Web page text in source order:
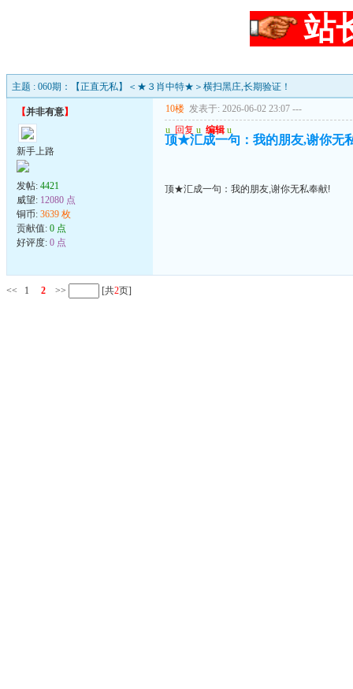
站
主题 : 060期：【正直无私】＜★３肖中特★＞横扫黑庄,长期验证！
【并非有意】
新手上路
发帖: 4421
威望: 12080 点
铜币: 3639 枚
贡献值: 0 点
好评度: 0 点
10楼 发表于: 2026-06-02 23:07 ---
u 回复 u 编辑 u
顶★汇成一句：我的朋友,谢你无
顶★汇成一句：我的朋友,谢你无私奉献!
<< 1 2 >> [共2页]